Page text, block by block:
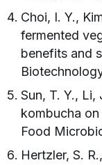
Choi, I. Y.,
fermented
benefits and
Sun, T. Y., Li,
kombucha
Food
Hertzler, S.